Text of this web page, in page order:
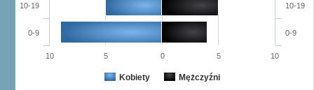
Kobiety Mężczyźni
0-9
10-19
0-9
10-19
10 5 0 5 10